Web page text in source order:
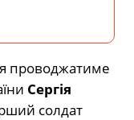
проводжатиме
Сергія
солдат